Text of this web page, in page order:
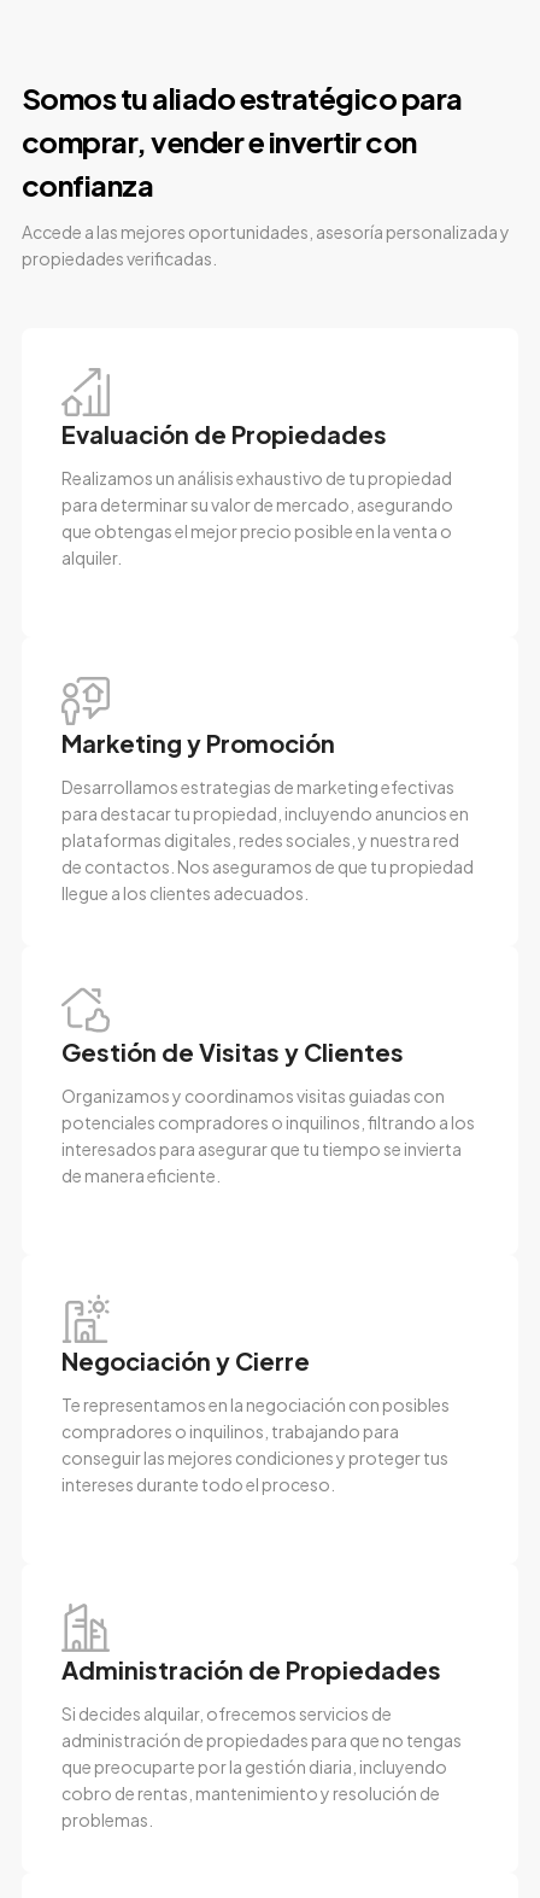
Somos tu aliado estratégico para
comprar, vender e invertir con
confianza
Accede a las mejores oportunidades, asesoría personalizada y
propiedades verificadas.
Evaluación de Propiedades
Realizamos un análisis exhaustivo de tu propiedad
para determinar su valor de mercado, asegurando
que obtengas el mejor precio posible en la venta o
alquiler.
Marketing y Promoción
Desarrollamos estrategias de marketing efectivas
para destacar tu propiedad, incluyendo anuncios en
plataformas digitales, redes sociales, y nuestra red
de contactos. Nos aseguramos de que tu propiedad
llegue a los clientes adecuados.
Gestión de Visitas y Clientes
Organizamos y coordinamos visitas guiadas con
potenciales compradores o inquilinos, filtrando a los
interesados para asegurar que tu tiempo se invierta
de manera eficiente.
Negociación y Cierre
Te representamos en la negociación con posibles
compradores o inquilinos, trabajando para
conseguir las mejores condiciones y proteger tus
intereses durante todo el proceso.
Administración de Propiedades
Si decides alquilar, ofrecemos servicios de
administración de propiedades para que no tengas
que preocuparte por la gestión diaria, incluyendo
cobro de rentas, mantenimiento y resolución de
problemas.